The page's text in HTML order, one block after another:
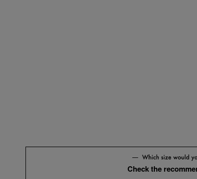
Check the